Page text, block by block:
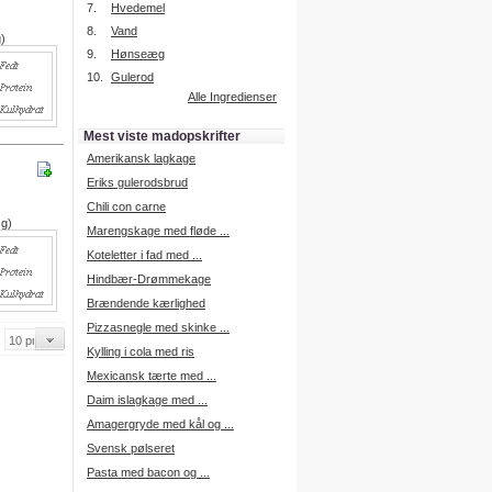
Intelligent søgning
Få foreslået opskrifter.
Prøv vores nye "Foreslå
Læs mere her.
Vi har nu oprettet et mad forum,
hvor i kan dele jeres erfaringer.
Log på med dine oplysninger fra
Madopskrifter.nu.
Gå til forum
Indkøbsliste på SMS
på SMS.
For at benytte SMS funktionen,
7.
Hvedemel
8.
Vand
9.
Hønseæg
10.
Gulerod
Alle Ingredienser
Mest viste madopskrifter
Amerikansk lagkage
Eriks gulerodsbrud
Chili con carne
Marengskage med fløde ...
Koteletter i fad med ...
Hindbær-Drømmekage
Brændende kærlighed
Pizzasnegle med skinke ...
Kylling i cola med ris
Mexicansk tærte med ...
Daim islagkage med ...
Amagergryde med kål og ...
Svensk pølseret
Pasta med bacon og ...